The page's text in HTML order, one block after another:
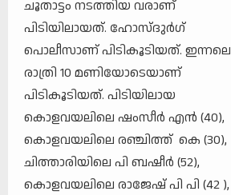
ചൂതാട്ടം നടത്തിയ വരാണ്
പിടിയിലായത്. ഹോസ്ദുർഗ്
പൊലീസാണ് പിടികൂടിയത്. ഇന്നലെ
രാത്രി 10 മണിയോടെയാണ്
പിടികൂടിയത്. പിടിയിലായ
കൊളവയലിലെ ഷംസീർ എൻ (40),
കൊളവയലിലെ രഞ്ചിത്ത് കെ (30),
ചിത്താരിയിലെ പി ബഷീർ (52),
കൊളവയലിലെ രാജേഷ് പി പി (42 ),